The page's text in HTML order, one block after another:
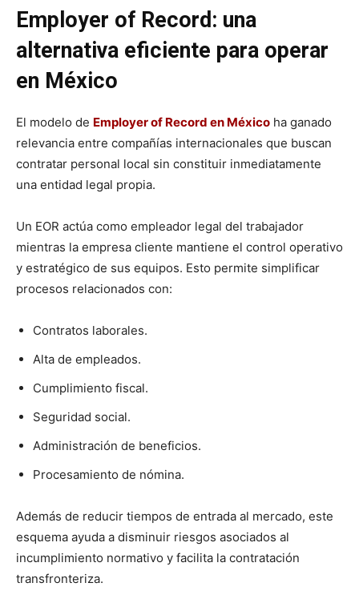
Employer of Record: una
alternativa eficiente para operar
en México
El modelo de Employer of Record en México ha ganado
relevancia entre compañías internacionales que buscan
contratar personal local sin constituir inmediatamente
una entidad legal propia.
Un EOR actúa como empleador legal del trabajador
mientras la empresa cliente mantiene el control operativo
y estratégico de sus equipos. Esto permite simplificar
procesos relacionados con:
Contratos laborales.
Alta de empleados.
Cumplimiento fiscal.
Seguridad social.
Administración de beneficios.
Procesamiento de nómina.
Además de reducir tiempos de entrada al mercado, este
esquema ayuda a disminuir riesgos asociados al
incumplimiento normativo y facilita la contratación
transfronteriza.